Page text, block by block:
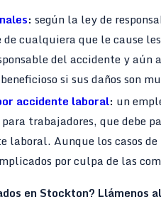
: según la ley de
cualquiera que le cause
del accidente y aún
si sus daños son
accidente laboral: un
trabajadores, que debe
laboral. Aunque los casos
por culpa de las
en Stockton? Llámenos al